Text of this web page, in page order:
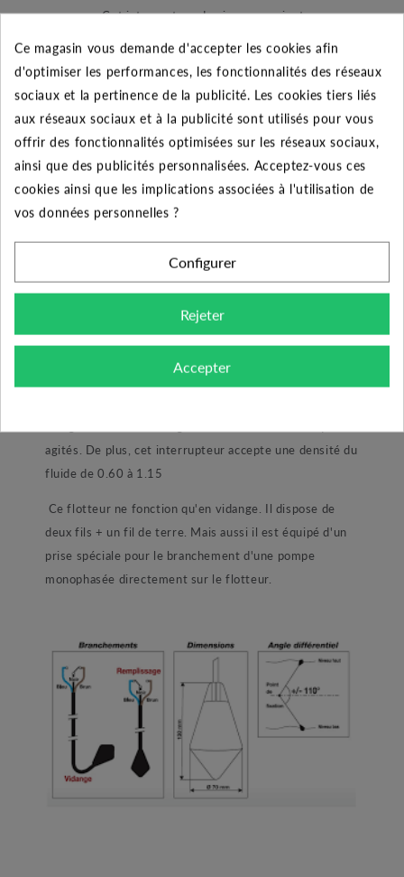
pompage. Cet interrupteur de niveau convient
parfaitement pour les installations de de pompages en
vidange uniquement. Il assure plusieurs fonctions
comme la mise en fonctionnement et l’arrêt d’une
pompe, la fonction d’alarme, la coupure en cas de
manque d’eau. Ce flotteur commande un seul appareil.
Cet interrupteur ou et ferme de circuit d’alimentation,
soit en direct, soit par l’intermédiaire d’un relais. Son
corps en polypropylène copolymère le rend très
résistant et totalement étanche (IP 68). Aussi, il permet
Résistant à une température jusqu’à 85°C et une
pression pouvant atteindre 5 bars, le flotteur s’adapte à
la plupart des applications. Disposant d’un angle
différentiel où aussi appelé débattement de 110° ce
flotteur s’adapte à n’importe quelle utilisation.
agités. De plus, cet interrupteur accepte une densité du
fluide de 0.60 à 1.15
Ce flotteur ne fonction qu'en vidange. Il dispose de
deux fils + un fil de terre. Mais aussi il est équipé d'un
prise spéciale pour le branchement d'une pompe
monophasée directement sur le flotteur.
Ce magasin vous demande d'accepter les cookies afin
d'optimiser les performances, les fonctionnalités des réseaux
sociaux et la pertinence de la publicité. Les cookies tiers liés
aux réseaux sociaux et à la publicité sont utilisés pour vous
offrir des fonctionnalités optimisées sur les réseaux sociaux,
ainsi que des publicités personnalisées. Acceptez-vous ces
cookies ainsi que les implications associées à l'utilisation de
vos données personnelles ?
Configurer
Rejeter
Accepter